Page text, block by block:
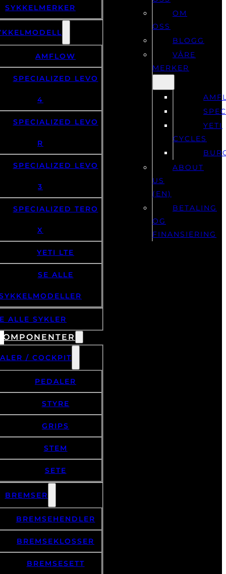
SYKKELMERKER
AMFLOW
SPECIALIZED LEVO
4
SPECIALIZED LEVO
R
SPECIALIZED LEVO
3
SPECIALIZED TERO
X
YETI LTE
SE ALLE
ALLE SYKLER
/ COCKPIT
PEDALER
STYRE
GRIPS
STEM
SETE
BREMSER
BREMSEHENDLER
BREMSEKLOSSER
BREMSESETT
OM
OSS
BLOGG
VÅRE
MERKER
YETI
CYCLES
ABOUT
US
(EN)
BETALING
OG
FINANSIERING